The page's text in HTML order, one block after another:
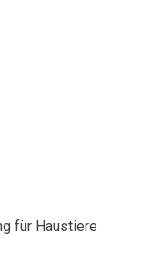
für Haustiere